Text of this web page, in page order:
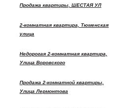
Продажа квартиры, ШЕСТАЯ УЛ
2-комнатная квартира, Тюменская
улица
Недорогая 2-комнатная квартира,
Улица Воровского
Продажа 2-комнатной квартиры,
Улица Лермонтова